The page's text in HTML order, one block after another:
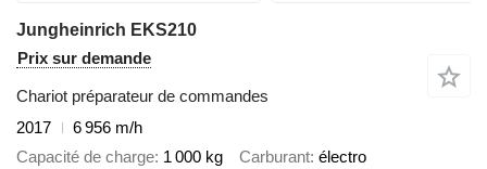
Jungheinrich EKS210
Prix sur demande
Chariot préparateur de commandes
2017
6 956 m/h
Capacité de charge 1 000 kg Carburant électro